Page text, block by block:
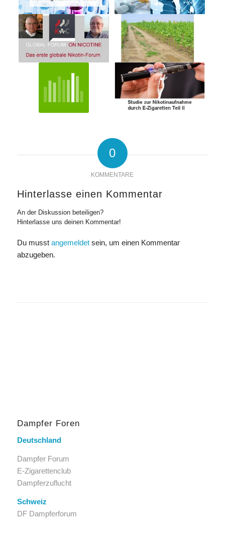
0
KOMMENTARE
Hinterlasse einen Kommentar
An der Diskussion beteiligen?
Hinterlasse uns deinen Kommentar!
Du musst angemeldetsein, um einen Kommentar
abzugeben.
Dampfer Foren
Deutschland
Dampfer Forum
E-Zigarettenclub
Dampferzuflucht
Schweiz
DF Dampferforum